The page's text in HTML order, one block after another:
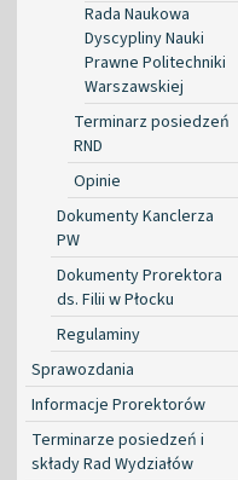
Rada Naukowa
Dyscypliny Nauki
Prawne Politechniki
Warszawskiej
Terminarz posiedzeń
RND
Opinie
Dokumenty Kanclerza
PW
Dokumenty Prorektora
ds. Filii w Płocku
Regulaminy
Sprawozdania
Informacje Prorektorów
Terminarze posiedzeń i
składy Rad Wydziałów